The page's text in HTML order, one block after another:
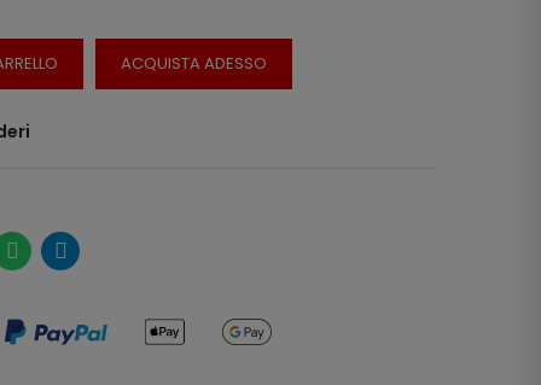
ACQUISTA ADESSO